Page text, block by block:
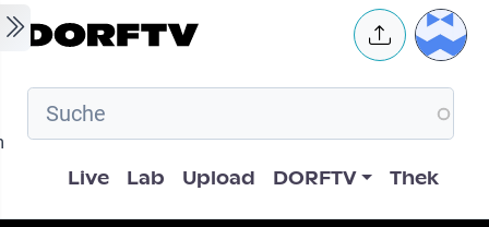
Skip to main content User
Hauptnavigation
Live Lab Upload DORFTV Thek